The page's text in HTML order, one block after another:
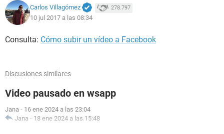
Carlos Villagómez 278.797
10 jul 2017 a las 08:34
Consulta: Cómo subir un vídeo a Facebook
Discusiones similares
Video pausado en wsapp
Jana - 16 ene 2024 a las 23:04
Jana - 18 ene 2024 a las 15:48